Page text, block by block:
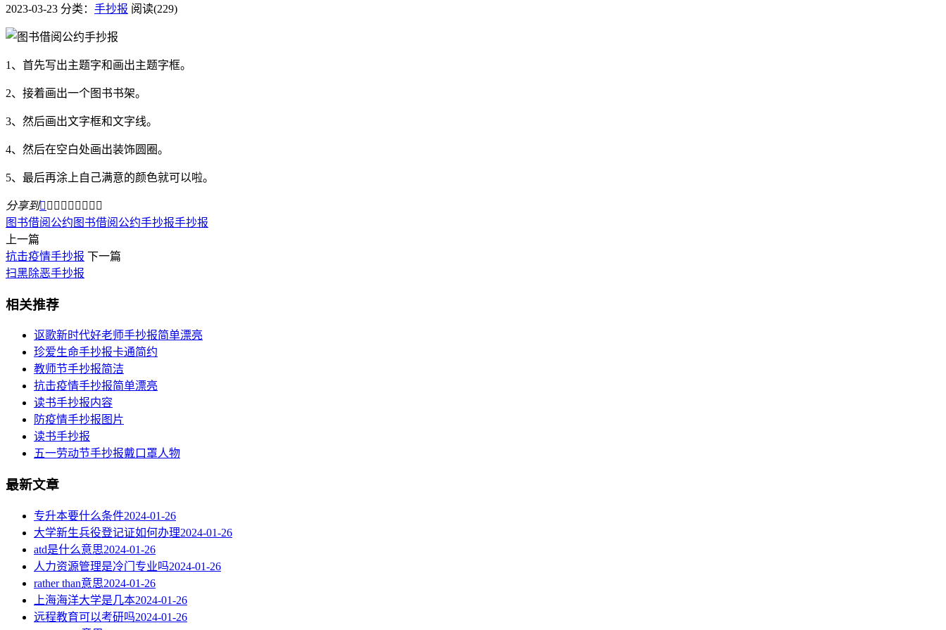
2023-03-23 分类： 手抄报 阅读(229)
1、首先写出主题字和画出主题字框。
2、接着画出一个图书书架。
3、然后画出文字框和文字线。
4、然后在空白处画出装饰圆圈。
5、最后再涂上自己满意的颜色就可以啦。
分享到        
图书借阅公约 图书借阅公约手抄报手抄报
上一篇
抗击疫情手抄报 下一篇
扫黑除恶手抄报
相关推荐
讴歌新时代好老师手抄报简单漂亮
珍爱生命手抄报卡通简约
教师节手抄报简洁
抗击疫情手抄报简单漂亮
读书手抄报内容
​防疫情手抄报图片
读书手抄报
五一劳动节手抄报戴口罩人物
最新文章
专升本要什么条件2024-01-26
大学新生兵役登记证如何办理2024-01-26
atd是什么意思2024-01-26
人力资源管理是冷门专业吗2024-01-26
rather than意思2024-01-26
上海海洋大学是几本2024-01-26
远程教育可以考研吗2024-01-26